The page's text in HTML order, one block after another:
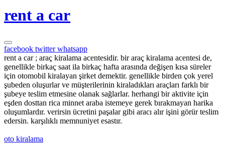
rent a car
facebook twitterwhatsapp
rent a car ; araç kiralama acentesidir. bir araç kiralama acentesi de,
genellikle birkaç saat ila birkaç hafta arasında değişen kısa süreler
için otomobil kiralayan şirket demektir. genellikle birden çok yerel
şubeden oluşurlar ve müşterilerinin kiraladıkları araçları farklı bir
şubeye teslim etmesine olanak sağlarlar. herhangi bir aktivite için
eşden dosttan rica minnet araba istemeye gerek bırakmayan harika
oluşumlardır. verirsin ücretini paşalar gibi aracı alır işini görür teslim
edersin. karşılıklı memnuniyet esastır.
oto kiralama